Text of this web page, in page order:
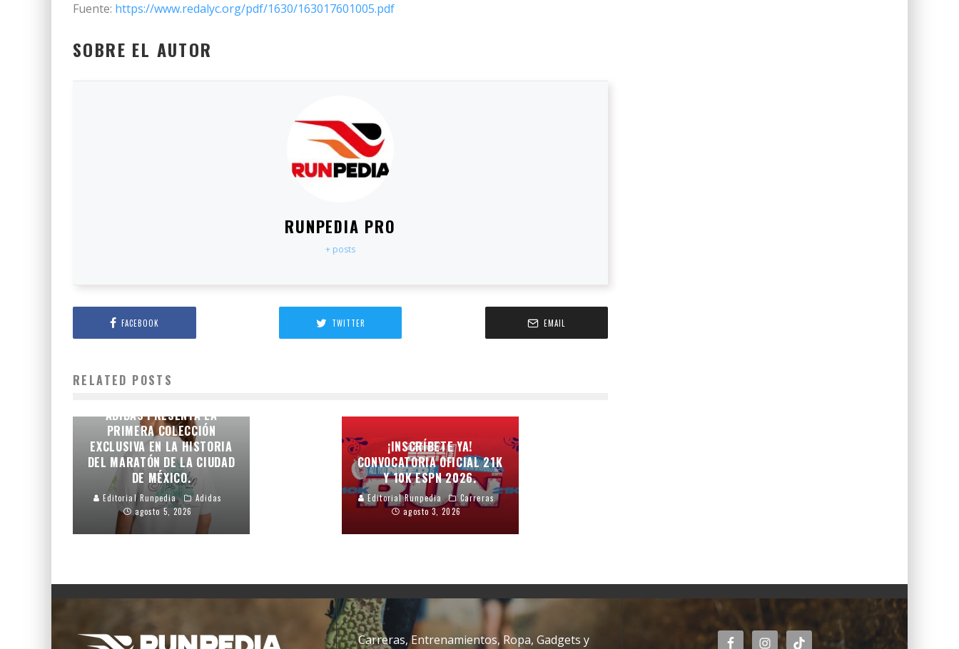
Fuente: https://www.redalyc.org/pdf/1630/163017601005.pdf
SOBRE EL AUTOR
RUNPEDIA PRO
+ posts
FACEBOOK TWITTER EMAIL
RELATED POSTS
LA IDENTIDAD DE LA
ADIDAS PRESENTA LA
PRIMERA COLECCIÓN
EXCLUSIVA EN LA HISTORIA
DEL MARATÓN DE LA CIUDAD
DE MÉXICO.
Editorial Runpedia
Adidas
agosto 5, 2026
¡INSCRÍBETE YA!
CONVOCATORIA OFICIAL 21K
Y 10K ESPN 2026.
Editorial Runpedia
Carreras
agosto 3, 2026
Carreras, Entrenamientos, Ropa, Gadgets y